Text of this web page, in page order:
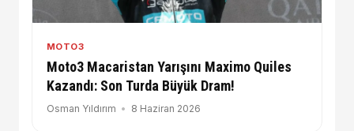
MOTO3
Moto3 Macaristan Yarışını Maximo Quiles
Kazandı: Son Turda Büyük Dram!
Osman Yıldırım 8 Haziran 2026